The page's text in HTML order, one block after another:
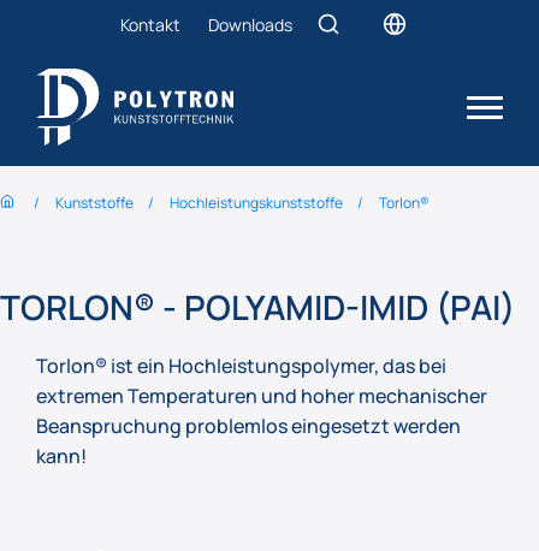
Kontakt Downloads
Kunststoffe Hochleistungs­kunststoffe Torlon®
TORLON® - POLYAMID-IMID (PAI)
Torlon® ist ein Hochleistungspolymer, das bei
extremen Temperaturen und hoher mechanischer
Beanspruchung problemlos eingesetzt werden
kann!